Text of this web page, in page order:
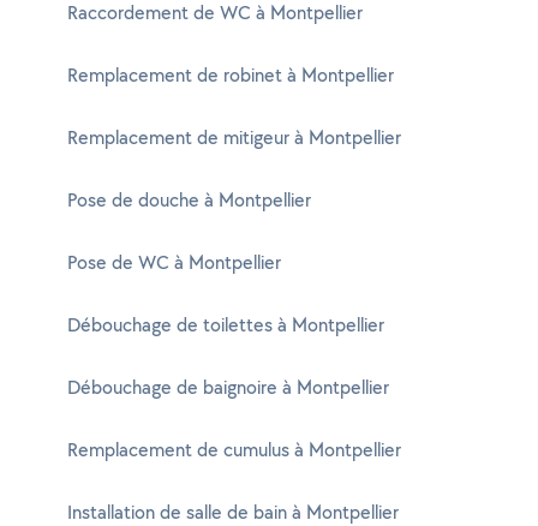
Raccordement de WC à Montpellier
Remplacement de robinet à Montpellier
Remplacement de mitigeur à Montpellier
Pose de douche à Montpellier
Pose de WC à Montpellier
Débouchage de toilettes à Montpellier
Débouchage de baignoire à Montpellier
Remplacement de cumulus à Montpellier
Installation de salle de bain à Montpellier